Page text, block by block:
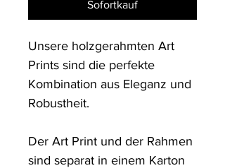
Sofortkauf
Unsere holzgerahmten Art
Prints sind die perfekte
Kombination aus Eleganz und
Robustheit.
Der Art Print und der Rahmen
sind separat in einem Karton